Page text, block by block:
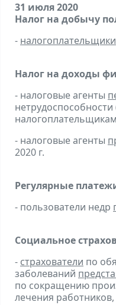
31 июля 2020
Налог на добычу
- налогоплательщики
Налог на доходы
- налоговые агенты
- налоговые агенты
2020 г.
Регулярные
- пользователи недр
Социальное
- страхователи по
заболеваний
по сокращению
лечения